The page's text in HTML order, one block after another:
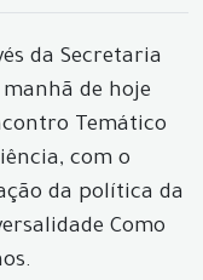
da Secretaria
de hoje
Temático
com o
da política da
Como